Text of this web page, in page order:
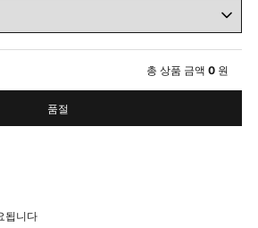
총 상품 금액 0 원
품절
됩니다